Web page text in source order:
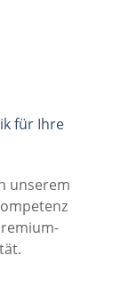
unserem